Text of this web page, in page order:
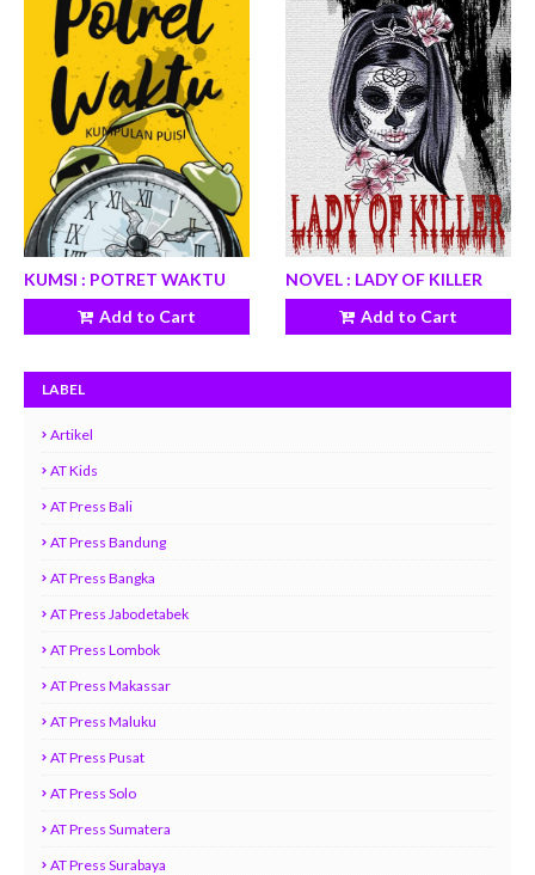
KUMSI : POTRET WAKTU
Add to Cart
NOVEL : LADY OF KILLER
Add to Cart
LABEL
Artikel
AT Kids
AT Press Bali
AT Press Bandung
AT Press Bangka
AT Press Jabodetabek
AT Press Lombok
AT Press Makassar
AT Press Maluku
AT Press Pusat
AT Press Solo
AT Press Sumatera
AT Press Surabaya